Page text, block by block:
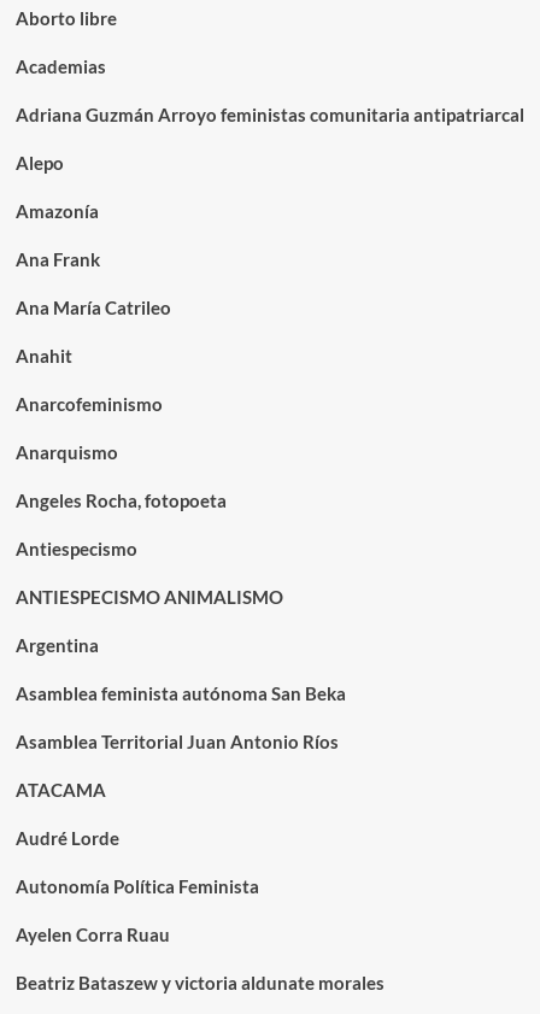
Aborto libre
Academias
Adriana Guzmán Arroyo feministas comunitaria antipatriarcal
Alepo
Amazonía
Ana Frank
Ana María Catrileo
Anahit
Anarcofeminismo
Anarquismo
Angeles Rocha, fotopoeta
Antiespecismo
ANTIESPECISMO ANIMALISMO
Argentina
Asamblea feminista autónoma San Beka
Asamblea Territorial Juan Antonio Ríos
ATACAMA
Audré Lorde
Autonomía Política Feminista
Ayelen Corra Ruau
Beatriz Bataszew y victoria aldunate morales